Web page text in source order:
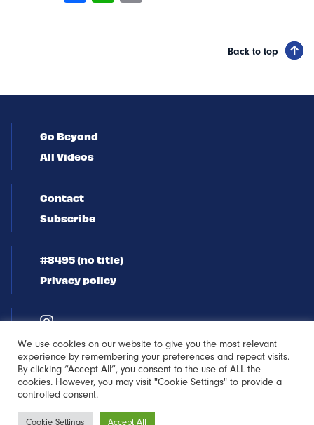
Back to top
Go Beyond
All Videos
Contact
Subscribe
#8495 (no title)
Privacy policy
We use cookies on our website to give you the most relevant
experience by remembering your preferences and repeat visits.
By clicking “Accept All”, you consent to the use of ALL the
cookies. However, you may visit "Cookie Settings" to provide a
controlled consent.
Cookie Settings Accept All